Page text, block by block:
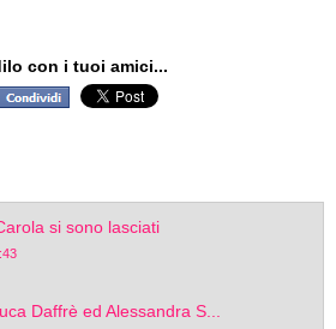
con i tuoi amici...
si sono lasciati
Daffrè ed Alessandra S...